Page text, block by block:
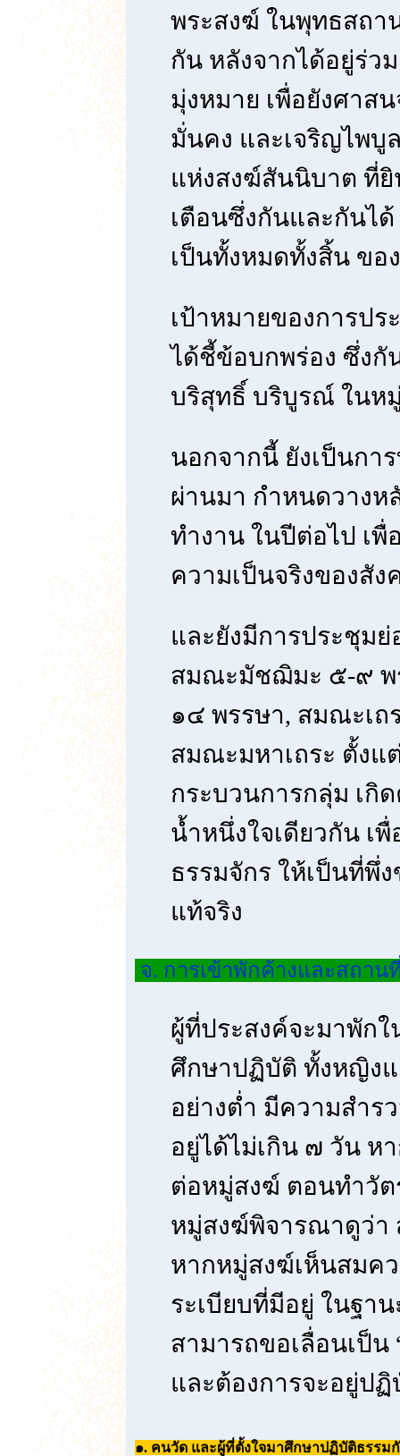
พระสงฆ์ ในพุทธสถา
กัน หลังจากได้อยู่ร่ว
มุ่งหมาย เพื่อยังศาส
มั่นคง และเจริญไพบู
แห่งสงฆ์สันนิบาต ที่ยิ
เตือนซึ่งกันและกันไ
เป็นทั้งหมดทั้งสิ้น ขอ
เป้าหมายของการป
ได้ชี้ข้อบกพร่อง ซึ่งกั
บริสุทธิ์ บริบูรณ์ ในห
นอกจากนี้ ยังเป็นกา
ผ่านมา กำหนดวางห
ทำงาน ในปีต่อไป เ
ความเป็นจริงของสัง
และยังมีการประชุมย่
สมณะมัชฌิมะ ๕-๙ พ
๑๔ พรรษา, สมณะเถ
สมณะมหาเถระ ตั้งแ
กระบวนการกลุ่ม เ
น้ำหนึ่งใจเดียวกัน เ
ธรรมจักร ให้เป็นที่พึ่
แท้จริง
จ. การเข้าพักค้างและสถา
ผู้ที่ประสงค์จะมาพักใ
ศึกษาปฏิบัติ ทั้งหญิง
อย่างต่ำ มีความสำร
อยู่ได้ไม่เกิน ๗ วัน ห
ต่อหมู่สงฆ์ ตอนทำวัต
หมู่สงฆ์พิจารณาดูว่า
หากหมู่สงฆ์เห็นสมค
ระเบียบที่มีอยู่ ในฐา
สามารถขอเลื่อนเป็น
และต้องการจะอยู่ป
๑. คนวัด และผู้ที่ตั้งใจมาศึกษาปฏิบัติธรรม